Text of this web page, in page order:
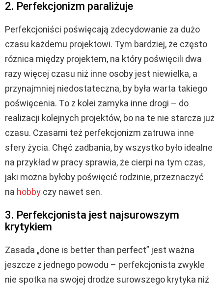
2. Perfekcjonizm paraliżuje
Perfekcjoniści poświęcają zdecydowanie za dużo
czasu każdemu projektowi. Tym bardziej, że często
różnica między projektem, na który poświęcili dwa
razy więcej czasu niż inne osoby jest niewielka, a
przynajmniej niedostateczna, by była warta takiego
poświęcenia. To z kolei zamyka inne drogi – do
realizacji kolejnych projektów, bo na te nie starcza już
czasu. Czasami też perfekcjonizm zatruwa inne
sfery życia. Chęć zadbania, by wszystko było idealne
na przykład w pracy sprawia, że cierpi na tym czas,
jaki można byłoby poświęcić rodzinie, przeznaczyć
na hobby czy nawet sen.
3. Perfekcjonista jest najsurowszym
krytykiem
Zasada „done is better than perfect” jest ważna
jeszcze z jednego powodu – perfekcjonista zwykle
nie spotka na swojej drodze surowszego krytyka niż